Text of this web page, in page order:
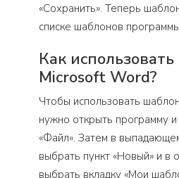
«Сохранить». Теперь
списке шаблонов
Как
Microsoft Word?
Чтобы использовать
нужно открыть программу
«Файл». Затем в
выбрать пункт «Новый» и в
выбрать вкладку «Мои